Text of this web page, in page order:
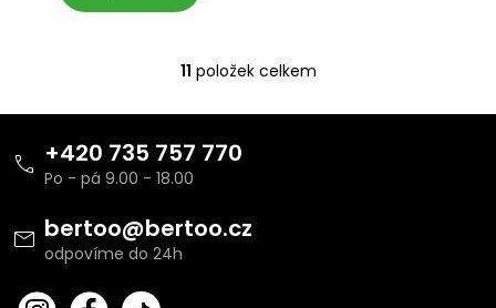
O
l
í
11 položek celkem
bertoo@bertoo.cz
+420 735 757 770